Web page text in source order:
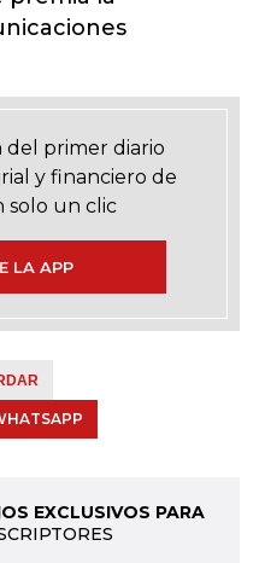
del primer diario
y financiero de
solo un clic
LA APP
EXCLUSIVOS PARA